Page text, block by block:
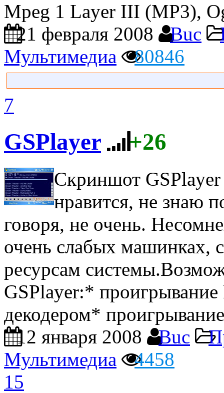
Mpeg 1 Layer III (MP3),
21 февраля 2008
Buc
Мультимедиа
80846
7
GSPlayer +26
Скриншот GSPlayer
нравится, не знаю
говоря, не очень.
очень слабых машинках,
ресурсам
GSPlayer:*
декодером*
12 января 2008
Buc
Мультимедиа
4458
15